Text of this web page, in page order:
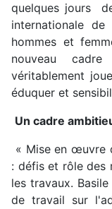
quelques jours
internationale
hommes et
nouveau
véritablement
éduquer et
Un cadre
« Mise en œuvre
: défis et rôle des
les travaux.
de travail sur